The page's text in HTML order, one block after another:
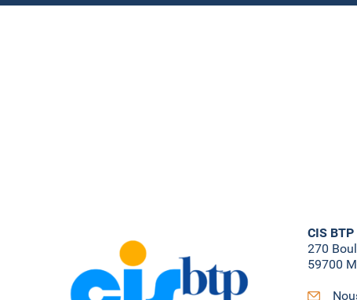
CIS BTP
270
59700